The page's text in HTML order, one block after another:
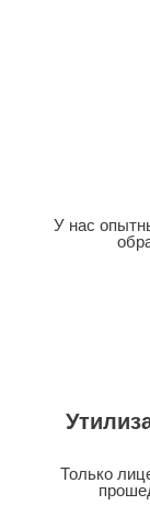
У нас
Только